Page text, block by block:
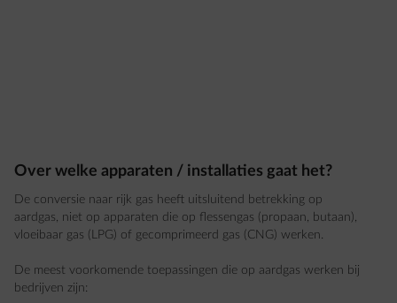
Over welke apparaten / installaties gaat het?
De conversie naar rijk gas heeft uitsluitend betrekking op
aardgas, niet op apparaten die op flessengas (propaan, butaan),
vloeibaar gas (LPG) of gecomprimeerd gas (CNG) werken.
De meest voorkomende toepassingen die op aardgas werken bij
bedrijven zijn: